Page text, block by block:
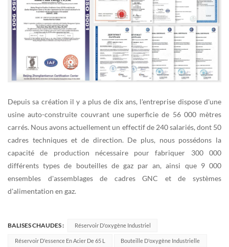
Depuis sa création il y a plus de dix ans, l'entreprise dispose d'une
usine auto-construite couvrant une superficie de 56 000 mètres
carrés. Nous avons actuellement un effectif de 240 salariés, dont 50
cadres techniques et de direction. De plus, nous possédons la
capacité de production nécessaire pour fabriquer 300 000
différents types de bouteilles de gaz par an, ainsi que 9 000
ensembles d'assemblages de cadres GNC et de systèmes
d'alimentation en gaz.
BALISES CHAUDES : Réservoir D'oxygène Industriel
Réservoir D'essence En Acier De 65 L Bouteille D'oxygène Industrielle